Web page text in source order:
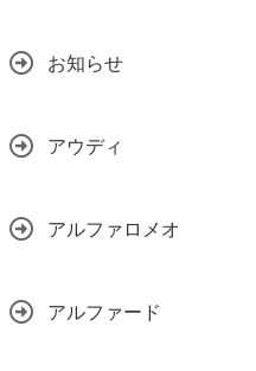
お知らせ
アウディ
アルファロメオ
アルファード